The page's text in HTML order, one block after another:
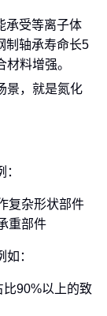
承受等离子体
制轴承寿命长5
料增强。
景，就是氮化
复杂形状部件
重部件
：
90%以上的致